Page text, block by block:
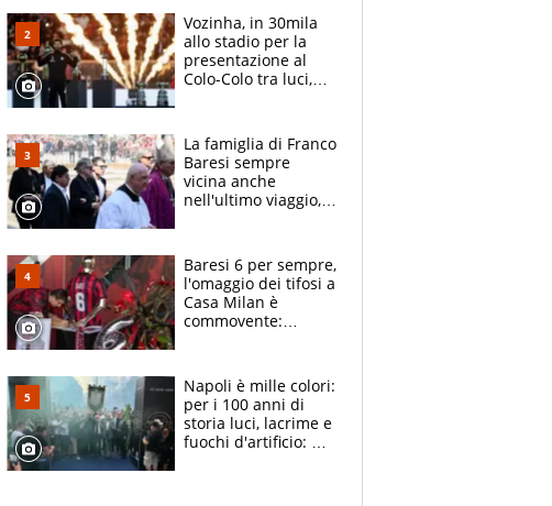
Vozinha, in 30mila
allo stadio per la
presentazione al
Colo-Colo tra luci,
La famiglia di Franco
Baresi sempre
vicina anche
nell'ultimo viaggio,
circondati
dall'affetto dei tifosi
Baresi 6 per sempre,
l'omaggio dei tifosi a
Casa Milan è
commovente:
bigliettini
Napoli è mille colori:
per i 100 anni di
storia luci, lacrime e
fuochi d'artificio: De